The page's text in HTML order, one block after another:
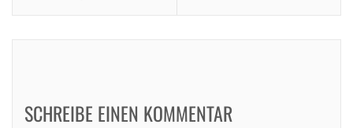
SCHREIBE EINEN KOMMENTAR